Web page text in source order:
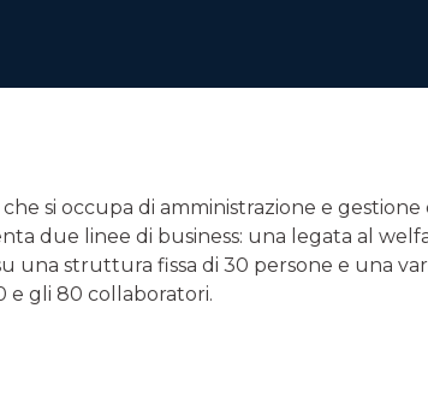
che si occupa di amministrazione e
due linee di business: una legata al
su una struttura fissa di 30 persone e una
e gli 80 collaboratori.